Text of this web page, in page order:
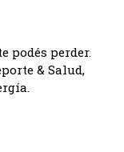
podés perder.
& Salud,